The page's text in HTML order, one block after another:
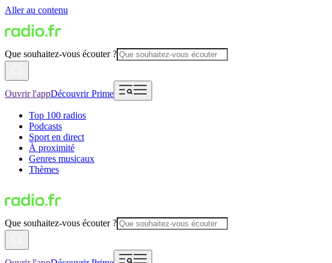
Aller au contenu
Que souhaitez-vous écouter ?
Ouvrir l'appDécouvrir Prime
Top 100 radios
Podcasts
Sport en direct
À proximité
Genres musicaux
Thèmes
Que souhaitez-vous écouter ?